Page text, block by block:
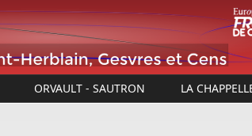
ORVAULT - SAUTRON LA